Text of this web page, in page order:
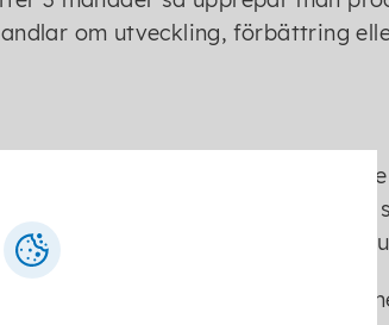
om utveckling, förbättring
dansk
av sitt slag som undersökt
kommer ut i arbete eller
fått stor internationell